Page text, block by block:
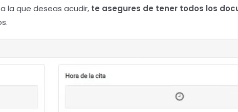
la que deseas acudir, te asegures de tener todos los